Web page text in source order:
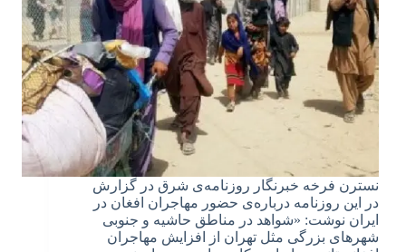
نسترن فرخه خبرنگار روزنامه‌ی شرق در گزارش
در این روزنامه درباره‌ی حضور مهاجران افغان در
ایران نوشت: «شواهد در مناطق حاشیه و جنوبی
شهرهای بزرگی مثل تهران از افزایش مهاجران